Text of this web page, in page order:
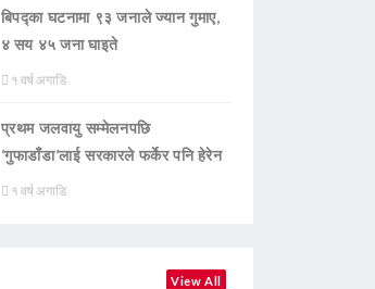
बिपद्का घटनामा ९३ जनाले ज्यान गुमाए,
४ सय ४५ जना घाइते
१ वर्ष अगाडि
प्रथम जलवायु सम्मेलनपछि
‘गुफाडाँडा’लाई सरकारले फर्केर पनि हेरेन
१ वर्ष अगाडि
View All